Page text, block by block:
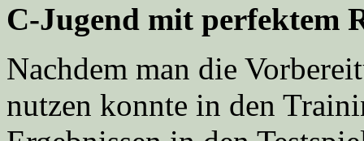
C-Jugend mit perfektem
Nachdem man die
nutzen konnte in den